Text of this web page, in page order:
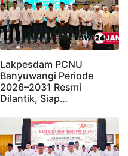
Lakpesdam PCNU
Banyuwangi Periode
2026–2031 Resmi
Dilantik, Siap…